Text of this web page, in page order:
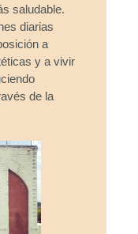
saludable.
diarias
a
y a vivir
de la